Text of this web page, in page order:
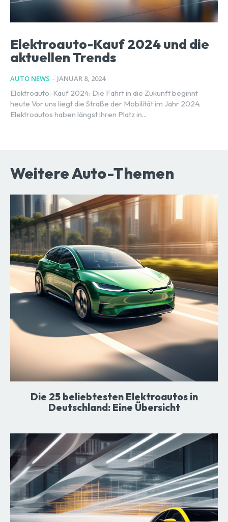
Elektroauto-Kauf 2024 und die
aktuellen Trends
AUTO NEWS - JANUAR 8, 2024
Elektroauto-Kauf 2024: Die Fahrt in die Zukunft beginnt
heute Vor uns liegt die Straße der Mobilität im Jahr 2024.
Elektroautos haben längst ihren Platz in...
Weitere Auto-Themen
Die 25 beliebtesten Elektroautos in
Deutschland: Eine Übersicht